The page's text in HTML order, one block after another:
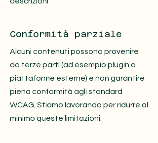
Conformità parziale
Alcuni contenuti possono provenire
da terze parti (ad esempio plugin o
piattaforme esterne) e non garantire
piena conformità agli standard
WCAG. Stiamo lavorando per ridurre al
minimo queste limitazioni.